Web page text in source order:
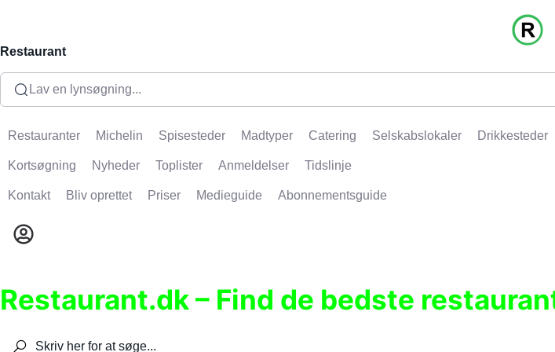
Restaurant
Lav en lynsøgning...
Restauranter Michelin Spisesteder Madtyper Catering Selskabslokaler Drikkesteder
Kortsøgning Nyheder Toplister Anmeldelser Tidslinje
Kontakt Bliv oprettet Priser Medieguide Abonnementsguide
Restaurant.dk – Find de bedste